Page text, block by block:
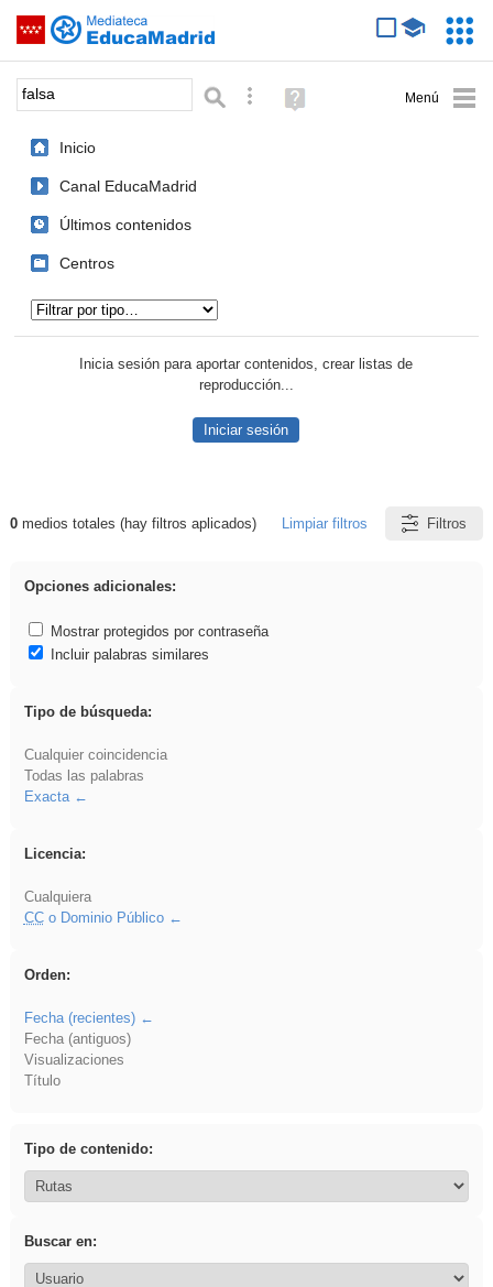
Saltar navegación
Palabra o frase: Búsqueda avanzada
Ayuda
(en
Inicio
Canal EducaMadrid
Últimos contenidos
Centros
Inicia sesión para aportar contenidos, crear listas de
reproducción...
Iniciar sesión
Resultados de: falsa
0medios totales (hay filtros aplicados) Limpiar filtros Filtros
Opciones adicionales:
Mostrar protegidos por contraseña
Incluir palabras similares
Tipo de búsqueda:
Cualquier coincidencia
Todas las palabras
Exacta
Licencia:
Cualquiera
CCo Dominio Público
Orden:
Fecha (recientes)
Fecha (antiguos)
Visualizaciones
Título
Tipo de contenido:
Buscar en: